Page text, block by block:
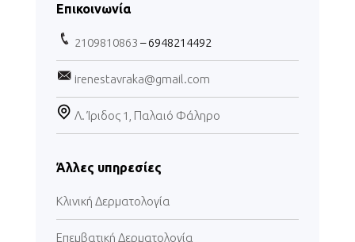
Επικοινωνία
2109810863 – 6948214492
irenestavraka@gmail.com
Λ. Ίριδος 1, Παλαιό Φάληρο
Άλλες υπηρεσίες
Κλινική Δερματολογία
Επεμβατική Δερματολογία